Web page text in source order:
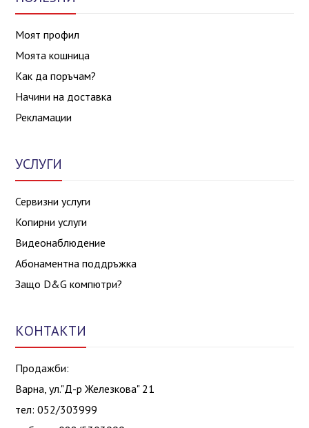
Моят профил
Моята кошница
Как да поръчам?
Начини на доставка
Рекламации
УСЛУГИ
Сервизни услуги
Копирни услуги
Видеонаблюдение
Абонаментна поддръжка
Защо D&G компютри?
КОНТАКТИ
Продажби:
Варна, ул."Д-р Железкова" 21
тел: 052/303999